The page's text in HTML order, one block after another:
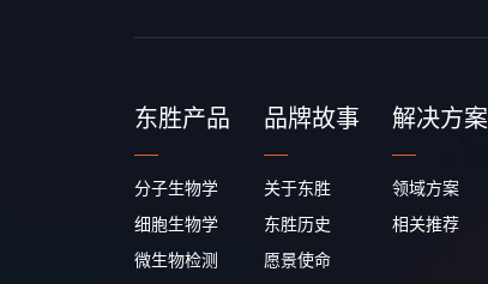
东胜产品
分子生物学
细胞生物学
微生物检测
品牌故事
关于东胜
东胜历史
愿景使命
解决方案
领域方案
相关推荐